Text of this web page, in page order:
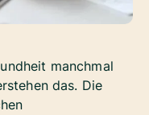
manchmal
das. Die